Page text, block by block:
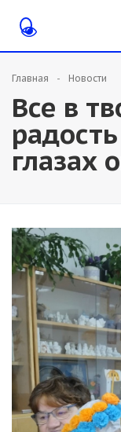
Главная Новости
Все в
глазах